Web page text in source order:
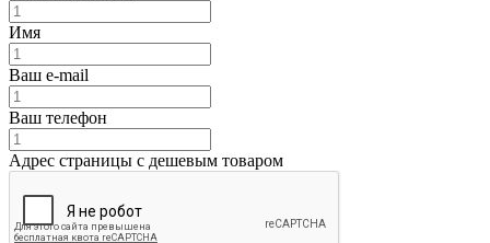
Имя
Ваш e-mail
Ваш телефон
Адрес страницы с дешевым товаром